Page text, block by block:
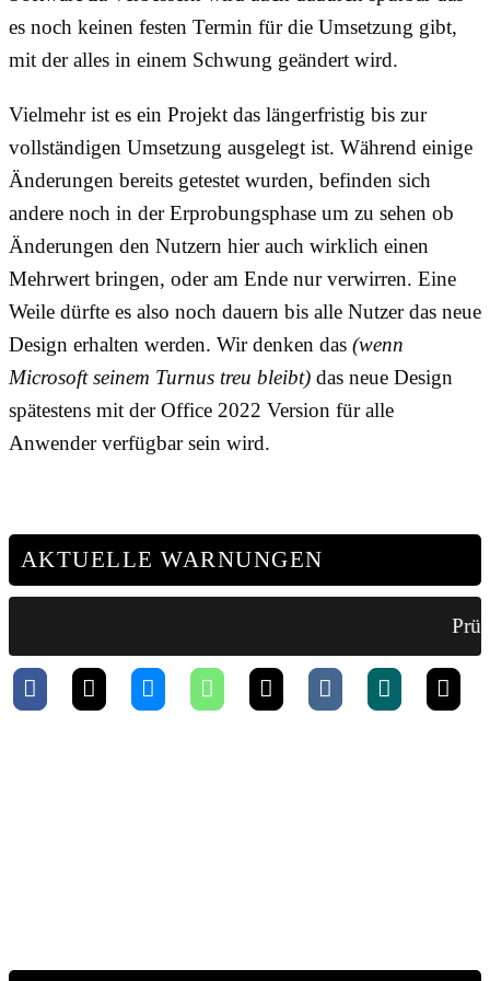
es noch keinen festen Termin für die Umsetzung gibt,
mit der alles in einem Schwung geändert wird.
Vielmehr ist es ein Projekt das längerfristig bis zur
vollständigen Umsetzung ausgelegt ist. Während einige
Änderungen bereits getestet wurden, befinden sich
andere noch in der Erprobungsphase um zu sehen ob
Änderungen den Nutzern hier auch wirklich einen
Mehrwert bringen, oder am Ende nur verwirren. Eine
Weile dürfte es also noch dauern bis alle Nutzer das neue
Design erhalten werden. Wir denken das (wenn
Microsoft seinem Turnus treu bleibt) das neue Design
spätestens mit der Office 2022 Version für alle
Anwender verfügbar sein wird.
AKTUELLE WARNUNGEN